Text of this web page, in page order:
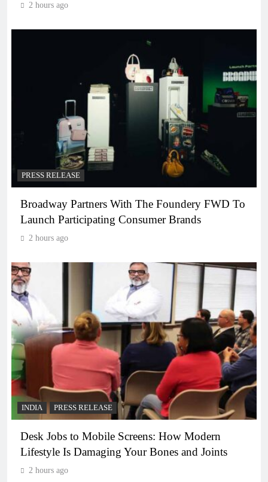
2 hours ago
PRESS RELEASE
Broadway Partners With The Foundery FWD To
Launch Participating Consumer Brands
2 hours ago
INDIA PRESS RELEASE
Desk Jobs to Mobile Screens: How Modern
Lifestyle Is Damaging Your Bones and Joints
2 hours ago